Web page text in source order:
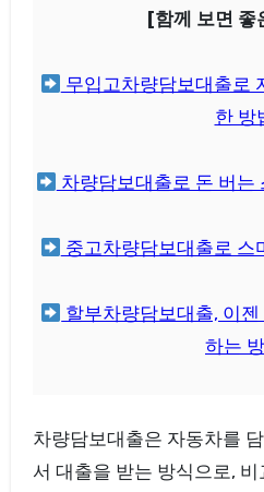
[함께 보면 좋
무입고차량담보대출로
한 방
차량담보대출로 돈 버는
중고차량담보대출로 스
할부차량담보대출, 이
하는
차량담보대출은 자동차를 담보로 하여 금융기관에
서 대출을 받는 방식으로,